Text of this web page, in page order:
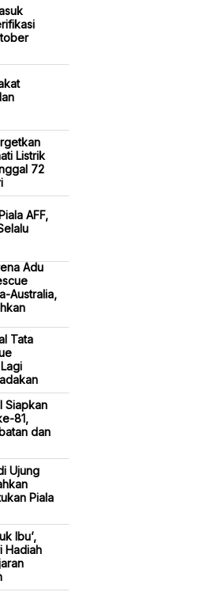
Listrik
72
AFF,
Adu
Australia,
Tata
Siapkan
81,
dan
Ujung
Piala
Ibu’,
Hadiah